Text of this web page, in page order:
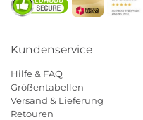
Kundenservice
Hilfe & FAQ
Größentabellen
Versand & Lieferung
Retouren